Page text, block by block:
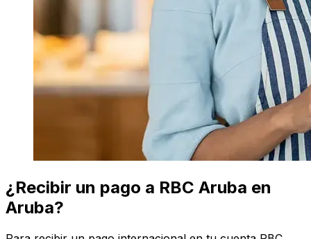
¿Recibir un pago a RBC Aruba en
Aruba?